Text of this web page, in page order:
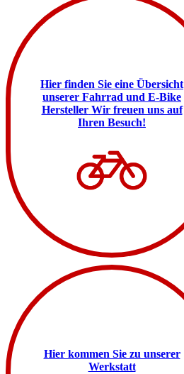
Hier finden Sie eine Übersicht
unserer Fahrrad und E-Bike
Hersteller Wir freuen uns auf
Ihren Besuch!
Hier kommen Sie zu unserer
Werkstatt